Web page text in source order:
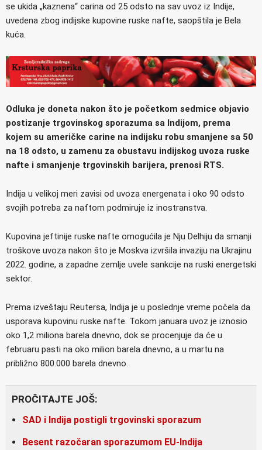
se ukida „kaznena“ carina od 25 odsto na sav uvoz iz Indije,
uvedena zbog indijske kupovine ruske nafte, saopštila je Bela
kuća.
Odluka je doneta nakon što je početkom sedmice objavio
postizanje trgovinskog sporazuma sa Indijom, prema
kojem su američke carine na indijsku robu smanjene sa 50
na 18 odsto, u zamenu za obustavu indijskog uvoza ruske
nafte i smanjenje trgovinskih barijera, prenosi RTS.
Indija u velikoj meri zavisi od uvoza energenata i oko 90 odsto
svojih potreba za naftom podmiruje iz inostranstva.
Kupovina jeftinije ruske nafte omogućila je Nju Delhiju da smanji
troškove uvoza nakon što je Moskva izvršila invaziju na Ukrajinu
2022. godine, a zapadne zemlje uvele sankcije na ruski energetski
sektor.
Prema izveštaju Reutersa, Indija je u poslednje vreme počela da
usporava kupovinu ruske nafte. Tokom januara uvoz je iznosio
oko 1,2 miliona barela dnevno, dok se procenjuje da će u
februaru pasti na oko milion barela dnevno, a u martu na
približno 800.000 barela dnevno.
PROČITAJTE JOŠ:
SAD i Indija postigli trgovinski sporazum
Besent razočaran sporazumom EU-Indija